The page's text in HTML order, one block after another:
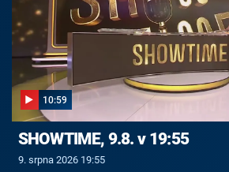
10:59
SHOWTIME, 9.8. v 19:55
9. srpna 2026 19:55